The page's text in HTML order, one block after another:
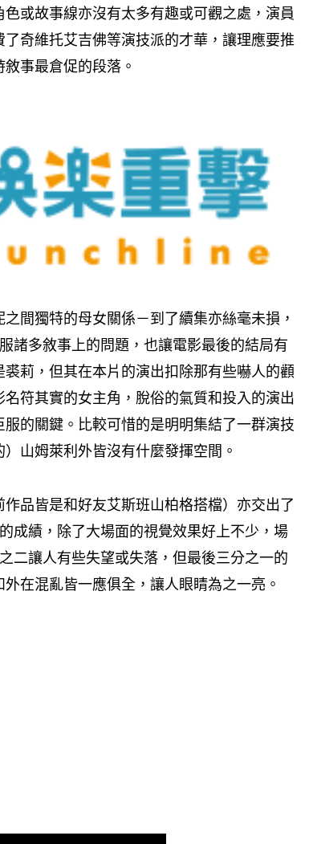
或故事線亦沒有太多有趣或可觀之處，演員
奇維托艾吉佛等演技派的才華，讓理應要推
事最倉促的段落。
間獨特的母女關係－到了續集亦絲毫未損，
諸多敘事上的問題，也讓電影最後的結局有
莉，但其在本片的演出扣除那有些嚇人的顴
符其實的女主角，脫俗的氣質和投入的演出
的關鍵。比較可惜的是明明集結了一群演技
山姆萊利外皆沒有什麼發揮空間。
品皆是和好友艾斯班山柏格搭檔）亦交出了
成績，除了大場面的視覺效果好上不少，場
二讓人有些失望或失落，但最後三分之一的
在混亂皆一應俱全，讓人眼睛為之一亮。